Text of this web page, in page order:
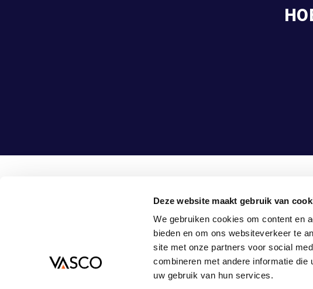
Deze website maakt gebruik van
We gebruiken cookies om content en
bieden en om ons websiteverkeer te
site met onze partners voor social
combineren met andere informatie
uw gebruik van hun services.
3972 EA Driebergen-Rijsenburg
info@vasco-